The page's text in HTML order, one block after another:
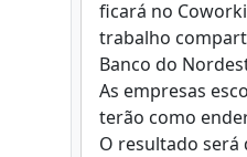
ficará no
trabalho
Banco do
As empresas
terão como
O resultado será